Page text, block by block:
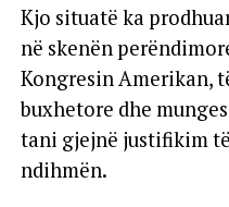
Kjo situatë ka
në skenën
Kongresin Amerikan,
buxhetore dhe
tani gjejnë justifikim
ndihmën.